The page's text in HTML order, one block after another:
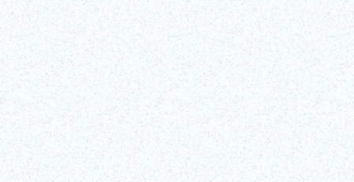
©Edo-Tokyo Museum
Voir tous les détails
Visiter le site Web